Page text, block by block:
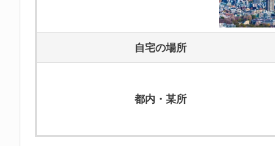
自宅の場所
都内・某所